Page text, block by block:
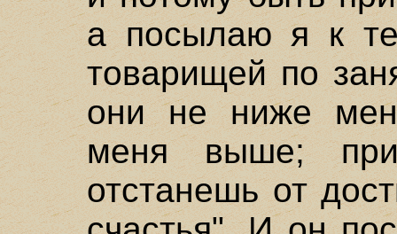
а посылаю я к
товарищей по
они не ниже
меня выше;
отстанешь от